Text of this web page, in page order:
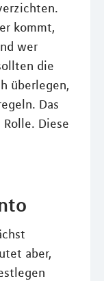
kommt,
wer
die
überlegen,
Das
Diese
aber,